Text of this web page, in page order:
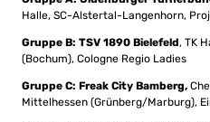
Halle, SC-Alstertal-Langenhorn,
Gruppe B: TSV 1890 Bielefeld, TK
(Bochum), Cologne Regio Ladies
Gruppe C: Freak City Bamberg,
Mittelhessen (Grünberg/Marburg),